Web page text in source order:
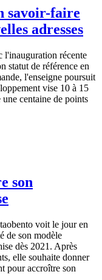
savoir-faire
adresses
l'inauguration récente
statut de référence en
l'enseigne poursuit
vise 10 à 15
centaine de points
son
voit le jour en
de son modèle
dès 2021. Après
elle souhaite donner
pour accroître son